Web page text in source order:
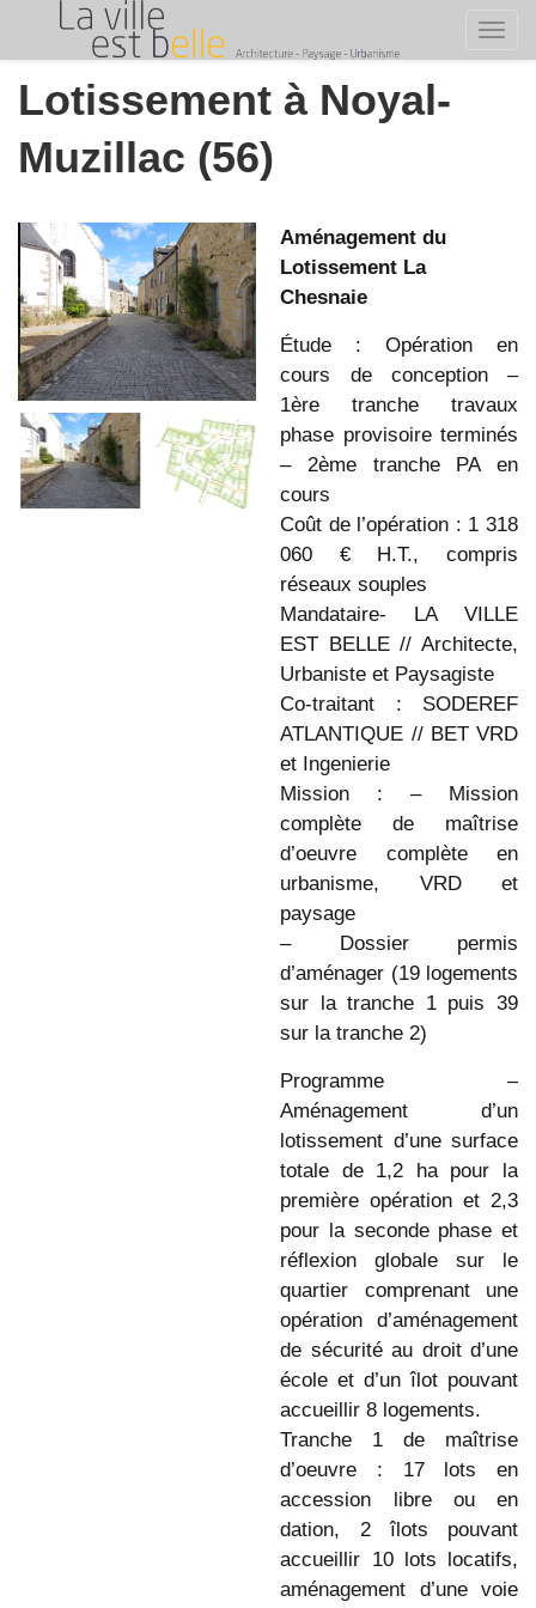
content
Lotissement à Noyal-
Muzillac (56)
Aménagement du
Lotissement La
Chesnaie
Étude : Opération en
cours de conception –
1ère tranche travaux
phase provisoire terminés
– 2ème tranche PA en
cours
Coût de l’opération : 1 318
060 € H.T., compris
réseaux souples
Mandataire- LA VILLE
EST BELLE // Architecte,
Urbaniste et Paysagiste
Co-traitant : SODEREF
ATLANTIQUE // BET VRD
et Ingenierie
Mission : – Mission
complète de maîtrise
d’oeuvre complète en
urbanisme, VRD et
paysage
– Dossier permis
d’aménager (19 logements
sur la tranche 1 puis 39
sur la tranche 2)
Programme –
Aménagement d’un
lotissement d’une surface
totale de 1,2 ha pour la
première opération et 2,3
pour la seconde phase et
réflexion globale sur le
quartier comprenant une
opération d’aménagement
de sécurité au droit d’une
école et d’un îlot pouvant
accueillir 8 logements.
Tranche 1 de maîtrise
d’oeuvre : 17 lots en
accession libre ou en
dation, 2 îlots pouvant
accueillir 10 lots locatifs,
aménagement d’une voie